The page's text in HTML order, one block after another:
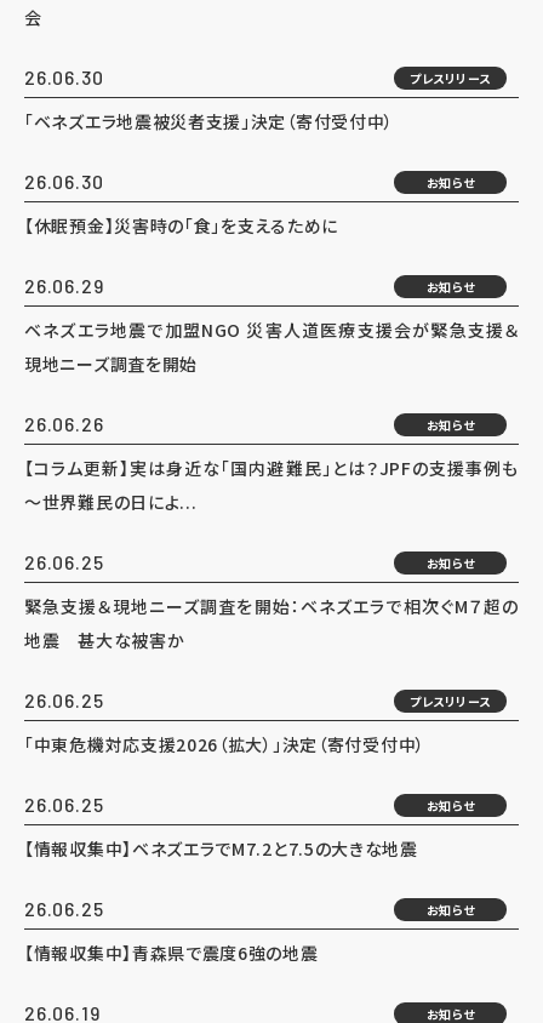
会
26.06.30 プレスリリース
「ベネズエラ地震被災者支援」決定（寄付受付中）
26.06.30 お知らせ
【休眠預金】災害時の「食」を支えるために
26.06.29 お知らせ
ベネズエラ地震で加盟NGO 災害人道医療支援会が緊急支援＆
現地ニーズ調査を開始
26.06.26 お知らせ
【コラム更新】実は身近な「国内避難民」とは？JPFの支援事例も
～世界難民の日によ...
26.06.25 お知らせ
緊急支援＆現地ニーズ調査を開始：ベネズエラで相次ぐM７超の
地震 甚大な被害か
26.06.25 プレスリリース
「中東危機対応支援2026（拡大）」決定（寄付受付中）
26.06.25 お知らせ
【情報収集中】ベネズエラでM7.2と7.5の大きな地震
26.06.25 お知らせ
【情報収集中】青森県で震度6強の地震
26.06.19 お知らせ